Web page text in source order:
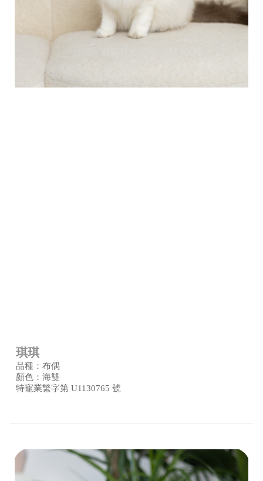
琪琪
品種：布偶
顏色：海雙
特寵業繁字第 U1130765 號